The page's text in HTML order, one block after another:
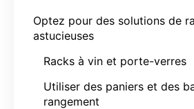
Optez pour des solutions de
astucieuses
Racks à vin et porte-verres
Utiliser des paniers et des
rangement